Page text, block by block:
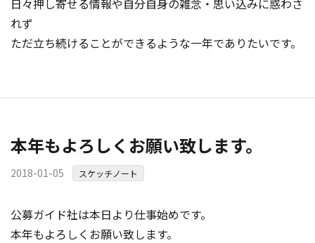
日々押し寄せる情報や自分自身の雑念・思い込みに惑わさ
れず
ただ立ち続けることができるような一年でありたいです。
本年もよろしくお願い致します。
2018-01-05 スケッチノート
公募ガイド社は本日より仕事始めです。
本年もよろしくお願い致します。